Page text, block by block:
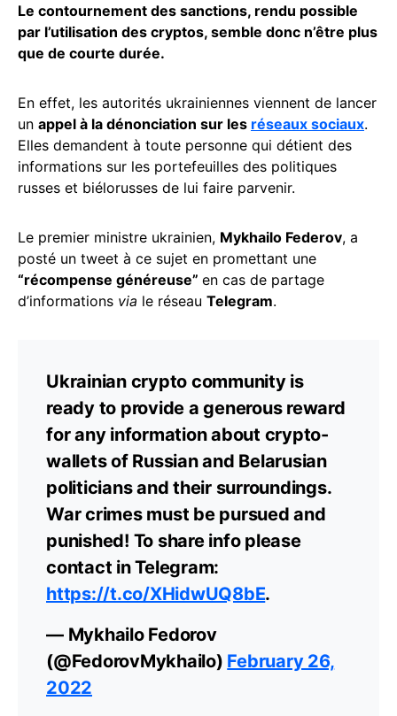
Le contournement des sanctions, rendu possible
par l’utilisation des cryptos, semble donc n’être plus
que de courte durée.
En effet, les autorités ukrainiennes viennent de lancer
un appel à la dénonciation sur les réseaux sociaux.
Elles demandent à toute personne qui détient des
informations sur les portefeuilles des politiques
russes et biélorusses de lui faire parvenir.
Le premier ministre ukrainien, Mykhailo Federov, a
posté un tweet à ce sujet en promettant une
“récompense généreuse” en cas de partage
d’informations via le réseau Telegram.
Ukrainian crypto community is
ready to provide a generous reward
for any information about crypto-
wallets of Russian and Belarusian
politicians and their surroundings.
War crimes must be pursued and
punished! To share info please
contact in Telegram:
https://t.co/XHidwUQ8bE.
— Mykhailo Fedorov
(@FedorovMykhailo) February 26,
2022